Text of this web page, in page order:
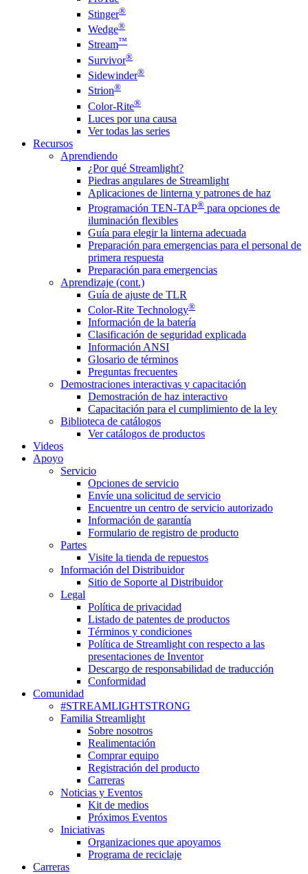
Stinger®
Wedge®
Stream™
Survivor®
Sidewinder®
Strion®
Color-Rite®
Luces por una causa
Ver todas las series
Recursos
Aprendiendo
¿Por qué Streamlight?
Piedras angulares de Streamlight
Aplicaciones de linterna y patrones de haz
Programación TEN-TAP® para opciones de
iluminación flexibles
Guía para elegir la linterna adecuada
Preparación para emergencias para el personal de
primera respuesta
Preparación para emergencias
Aprendizaje (cont.)
Guía de ajuste de TLR
Color-Rite Technology®
Información de la batería
Clasificación de seguridad explicada
Información ANSI
Glosario de términos
Preguntas frecuentes
Demostraciones interactivas y capacitación
Demostración de haz interactivo
Capacitación para el cumplimiento de la ley
Biblioteca de catálogos
Ver catálogos de productos
Videos
Apoyo
Servicio
Opciones de servicio
Envíe una solicitud de servicio
Encuentre un centro de servicio autorizado
Información de garantía
Formulario de registro de producto
Partes
Visite la tienda de repuestos
Información del Distribuidor
Sitio de Soporte al Distribuidor
Legal
Política de privacidad
Listado de patentes de productos
Términos y condiciones
Política de Streamlight con respecto a las
presentaciones de Inventor
Descargo de responsabilidad de traducción
Conformidad
Comunidad
#STREAMLIGHTSTRONG
Familia Streamlight
Sobre nosotros
Realimentación
Comprar equipo
Registración del producto
Carreras
Noticias y Eventos
Kit de medios
Próximos Eventos
Iniciativas
Organizaciones que apoyamos
Programa de reciclaje
Carreras